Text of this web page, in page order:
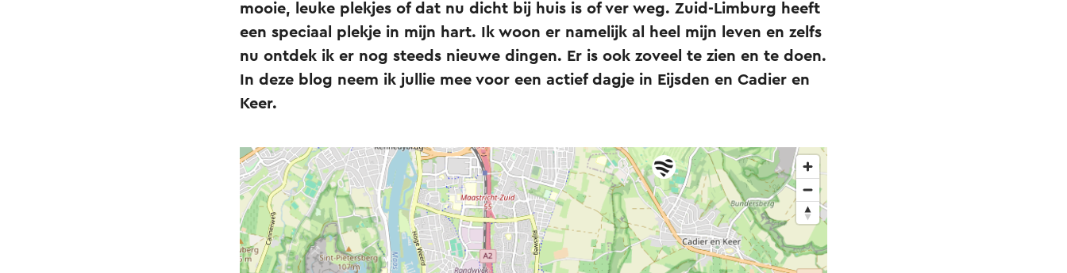
mooie, leuke plekjes of dat nu dicht bij huis is of ver weg. Zuid-Limburg heeft
een speciaal plekje in mijn hart. Ik woon er namelijk al heel mijn leven en zelfs
nu ontdek ik er nog steeds nieuwe dingen. Er is ook zoveel te zien en te doen.
In deze blog neem ik jullie mee voor een actief dagje in Eijsden en Cadier en
Keer.